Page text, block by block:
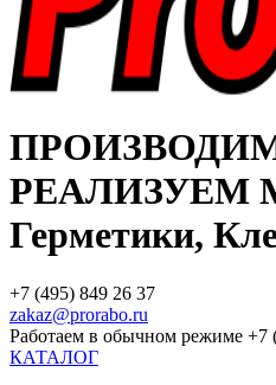
РЕАЛИЗУЕМ
Герметики,
+7 (495) 849 26 37
zakaz@prorabo.ru
Работаем в обычном режиме +7
КАТАЛОГ